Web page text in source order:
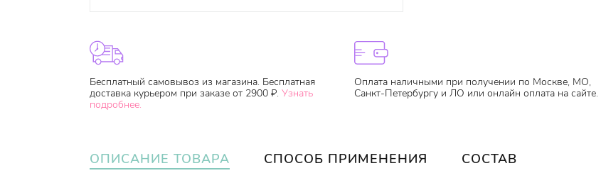
Бесплатный самовывоз из магазина. Бесплатная
доставка курьером при заказе от 2900 ₽. Узнать
подробнее.
Оплата наличными при получении по Москве, МО,
Санкт-Петербургу и ЛО или онлайн оплата на сайте.
ОПИСАНИЕ ТОВАРА СПОСОБ ПРИМЕНЕНИЯ СОСТАВ